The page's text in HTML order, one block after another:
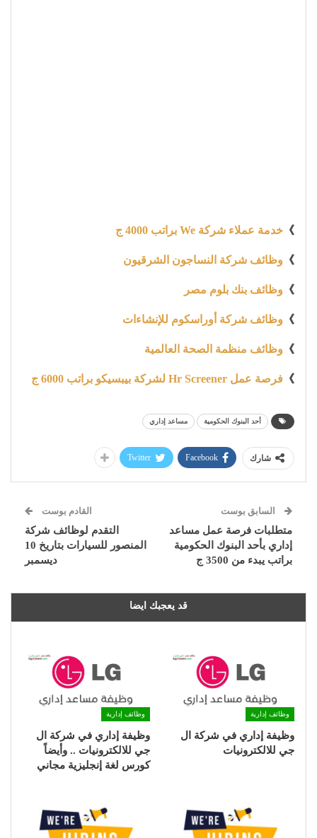
》 خدمة عملاء شركة We براتب 4000 ج
》 وظائف شركة النساجون الشرقيون
》 وظائف بنك بلوم مصر
》 وظائف شركة أوراسكوم للإنشاءات
》 وظائف منظمة الصحة العالمية
》 فرصة عمل Hr Screener لشركة بيبسيكو براتب 6000 ج
أحد البنوك الحكومية مساعد إداري
شارك Facebook
Twitter
السابق بوست
متطلبات فرصة عمل مساعد
إداري بأحد البنوك الحكومية
براتب يبدء من 3500 ج
القادم بوست
التقدم لوظائف شركة
المنصور للسيارات بتاريخ 10
ديسمبر
قد يعجبك ايضا
وظائف إدارية
وظيفة إداري في شركة ال
جي للالكترونيات
وظائف إدارية
وظيفة إداري في شركة ال
جي للالكترونيات .. وأيضاً
كورس لغة إنجليزية مجاني